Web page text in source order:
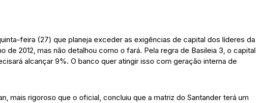
feira (27) que planeja exceder as exigências de capital dos líderes da
de 2012, mas não detalhou como o fará. Pela regra de Basileia 3, o capital
alcançar 9%. O banco quer atingir isso com geração interna de
mais rigoroso que o oficial, concluiu que a matriz do Santander terá um